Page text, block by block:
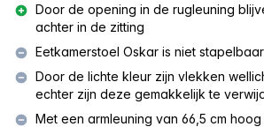
Door de opening in de rugleuning
achter in de zitting
Eetkamerstoel Oskar is niet stapelbaar
Door de lichte kleur zijn vlekken
echter zijn deze gemakkelijk te
Met een armleuning van 66,5 cm